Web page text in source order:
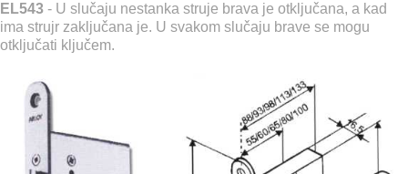
EL543 - U slučaju nestanka struje brava je otključana, a kad
ima strujr zaključana je. U svakom slučaju brave se mogu
otključati ključem.